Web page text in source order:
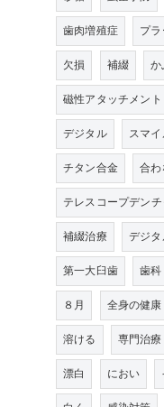
歯肉増殖症
プ
欠損
補綴
磁性アタッチメント
デジタル
スマ
チタン合金
合
テレスコープデン
補綴治療
デジ
第一大臼歯
歯科
８月
全身の健康
溶ける
専門治療
漂白
におい